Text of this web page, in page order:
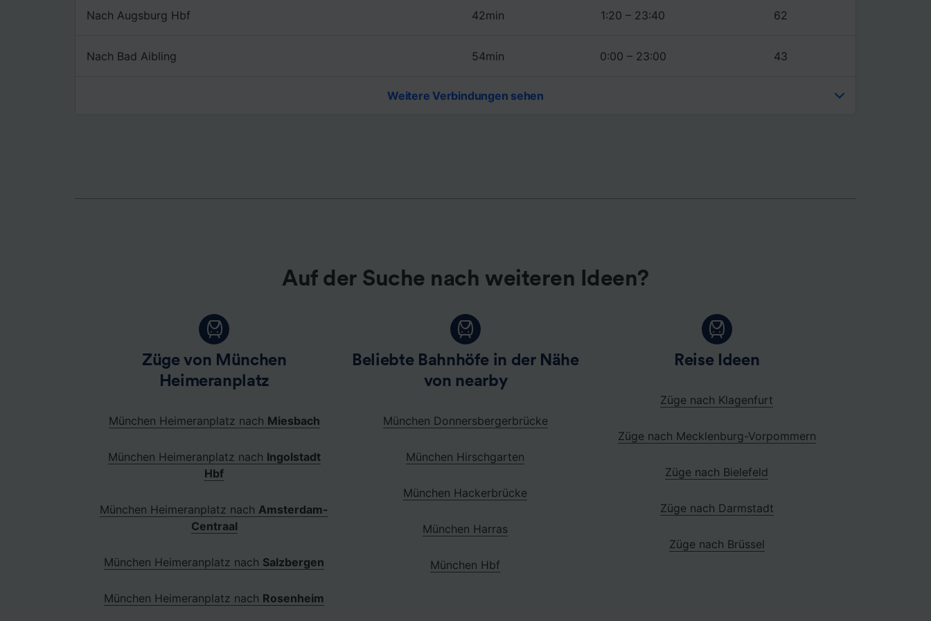
Nach Augsburg Hbf 42min 1:20 – 23:40 62
Nach Bad Aibling 54min 0:00 – 23:00 43
Weitere Verbindungen sehen
Auf der Suche nach weiteren Ideen?
Züge von München
Heimeranplatz
München Heimeranplatz nach Miesbach
München Heimeranplatz nach Ingolstadt
Hbf
München Heimeranplatz nach Amsterdam-
Centraal
München Heimeranplatz nach Salzbergen
München Heimeranplatz nach Rosenheim
Beliebte Bahnhöfe in der Nähe
von nearby
München Donnersbergerbrücke
München Hirschgarten
München Hackerbrücke
München Harras
München Hbf
Reise Ideen
Züge nach Klagenfurt
Züge nach Mecklenburg-Vorpommern
Züge nach Bielefeld
Züge nach Darmstadt
Züge nach Brüssel